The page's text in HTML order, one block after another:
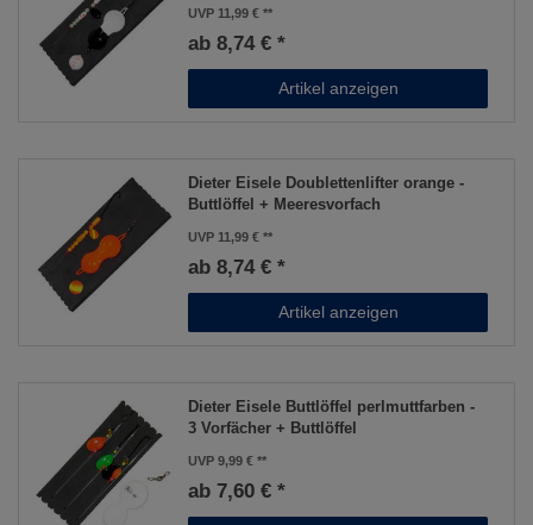
UVP 11,99 €
ab 8,74 € *
Artikel anzeigen
Dieter Eisele Doublettenlifter orange -
Buttlöffel + Meeresvorfach
UVP 11,99 €
ab 8,74 € *
Artikel anzeigen
Dieter Eisele Buttlöffel perlmuttfarben -
3 Vorfächer + Buttlöffel
UVP 9,99 €
ab 7,60 € *